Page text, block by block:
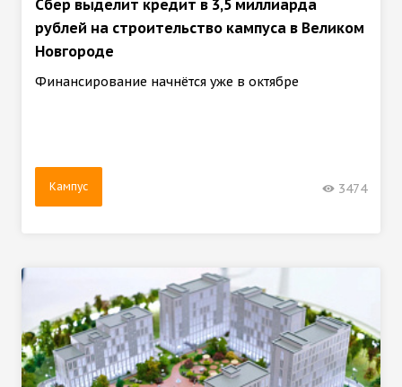
Сбер выделит кредит в 3,5 миллиарда
рублей на строительство кампуса в Великом
Новгороде
Финансирование начнётся уже в октябре
Кампус 3474